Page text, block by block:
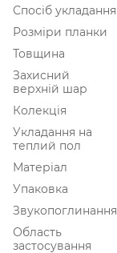
Спосіб укладання
Розміри планки
Товщина
Захисний
верхній шар
Колекція
Укладання на
теплий пол
Матеріал
Упаковка
Звукопоглинання
Область
застосування